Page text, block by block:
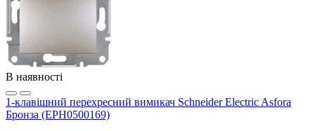
В наявності
1-клавішний перехресний вимикач Schneider Electric Asfora
Бронза (EPH0500169)